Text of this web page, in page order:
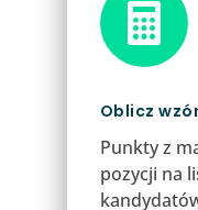

Oblicz
Punkty z
pozycji na